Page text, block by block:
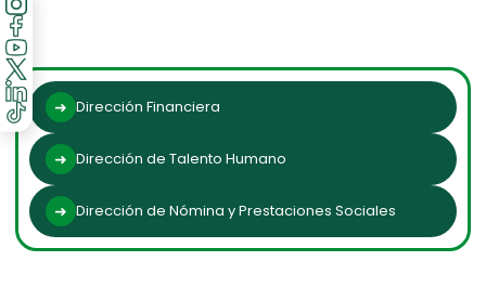
Dirección Financiera
Dirección de Talento Humano
Dirección de Nómina y Prestaciones Sociales